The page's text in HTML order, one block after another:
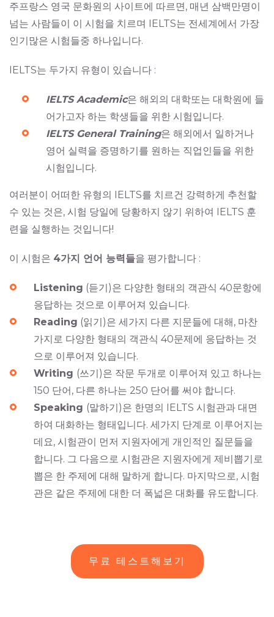
주프랑스 영국 문화원의 사이트에 따르면, 매년 삼백만명이
넘는 사람들이 이 시험을 치르며 IELTS는 전세계에서 가장
인기많은 시험들중 하나입니다.
IELTS는 두가지 유형이 있습니다 :
IELTS Academic은 해외의 대학또는 대학원에 들
어가고자 하는 학생들을 위한 시험입니다.
IELTS General Training은 해외에서 일하거나
영어 실력을 증명하기를 원하는 직업인들을 위한
시험입니다.
여러분이 어떠한 유형의 IELTS를 치르건 강력하게 추천할
수 있는 것은, 시험 당일에 당황하지 않기 위하여 IELTS 훈
련을 실행하는 것입니다!
이 시험은 4가지 언어 능력들을 평가합니다 :
Listening (듣기)은 다양한 형태의 객관식 40문항에
응답하는 것으로 이루어져 있습니다.
Reading (읽기)은 세가지 다른 지문들에 대해, 마찬
가지로 다양한 형태의 객관식 40문제에 응답하는 것
으로 이루어져 있습니다.
Writing (쓰기)은 작문 두개로 이루어져 있고 하나는
150 단어, 다른 하나는 250 단어를 써야 합니다.
Speaking (말하기)은 한명의 IELTS 시험관과 대면
하여 대화하는 형태입니다. 세가지 단계로 이루어지는
데요, 시험관이 먼저 지원자에게 개인적인 질문들을
합니다. 그 다음으로 시험관은 지원자에게 제비뽑기로
뽑은 한 주제에 대해 말하게 합니다. 마지막으로, 시험
관은 같은 주제에 대한 더 폭넓은 대화를 유도합니다.
무료 테스트해보기